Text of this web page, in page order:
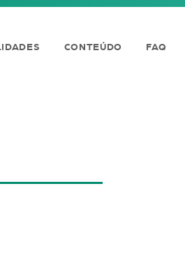
CONTEÚDO FAQ